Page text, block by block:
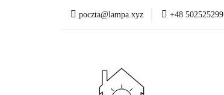
poczta@lampa.xyz +48 502525299